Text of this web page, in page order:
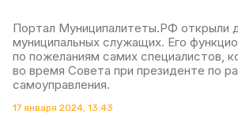
Портал Муниципалитеты.РФ открыли
муниципальных служащих. Его
по пожеланиям самих специалистов,
во время Совета при президенте по
самоуправления.
17 января 2024, 13:43